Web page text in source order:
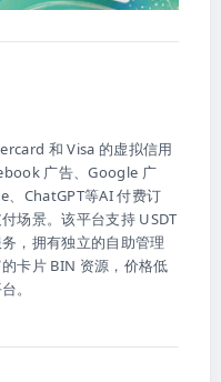
和 Visa 的虚拟信用
广告、Google 广
、ChatGPT等AI 付费订
场景。该平台支持 USDT
，拥有独立的自助管理
卡片 BIN 资源，价格低
。